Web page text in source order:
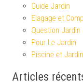
Guide Jardin
Elagage et
Question Jardin
Pour Le Jardin
Piscine et Jardin
Articles